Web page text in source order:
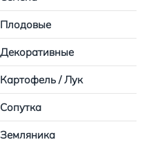
Плодовые
Декоративные
Картофель / Лук
Сопутка
Земляника